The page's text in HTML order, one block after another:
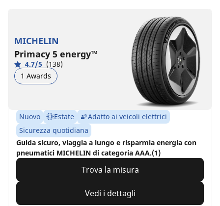
MICHELIN
Primacy 5 energy™
4.7/5 (138)
1 Awards
Nuovo Estate
Adatto ai veicoli elettrici
Sicurezza quotidiana
Guida sicuro, viaggia a lungo e risparmia energia con
pneumatici MICHELIN di categoria AAA.(1)
Trova la misura
Vedi i dettagli